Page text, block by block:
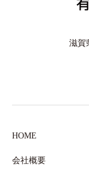
滋賀
HOME
会社概要